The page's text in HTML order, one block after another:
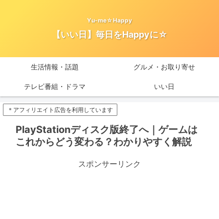
Yu-me☆Happy
【いい日】毎日をHappyに☆
生活情報・話題 グルメ・お取り寄せ
テレビ番組・ドラマ いい日
＊アフィリエイト広告を利用しています
PlayStationディスク版終了へ｜ゲームは
これからどう変わる？わかりやすく解説
スポンサーリンク